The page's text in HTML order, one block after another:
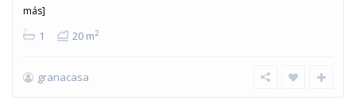
más]
1 20 m2
granacasa